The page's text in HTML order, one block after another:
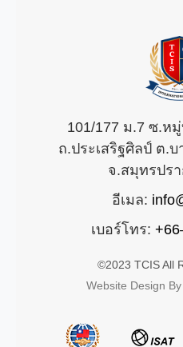
101/177 ม.7 ซ.ห
ถ.ประเสริฐศิลป์ ต.
จ.สมุทรปร
อีเมล:
เบอร์โทร:
©2023 TCIS All
Website Design